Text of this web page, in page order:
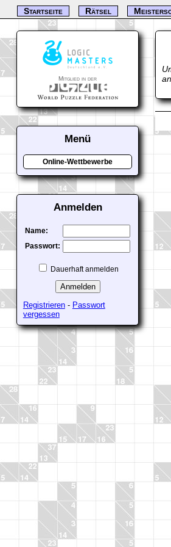
Startseite Rätsel
Mitglied in der
Menü
Online-Wettbewerbe
Anmelden
Name:
Passwort:
Dauerhaft anmelden
Registrieren- Passwort
vergessen